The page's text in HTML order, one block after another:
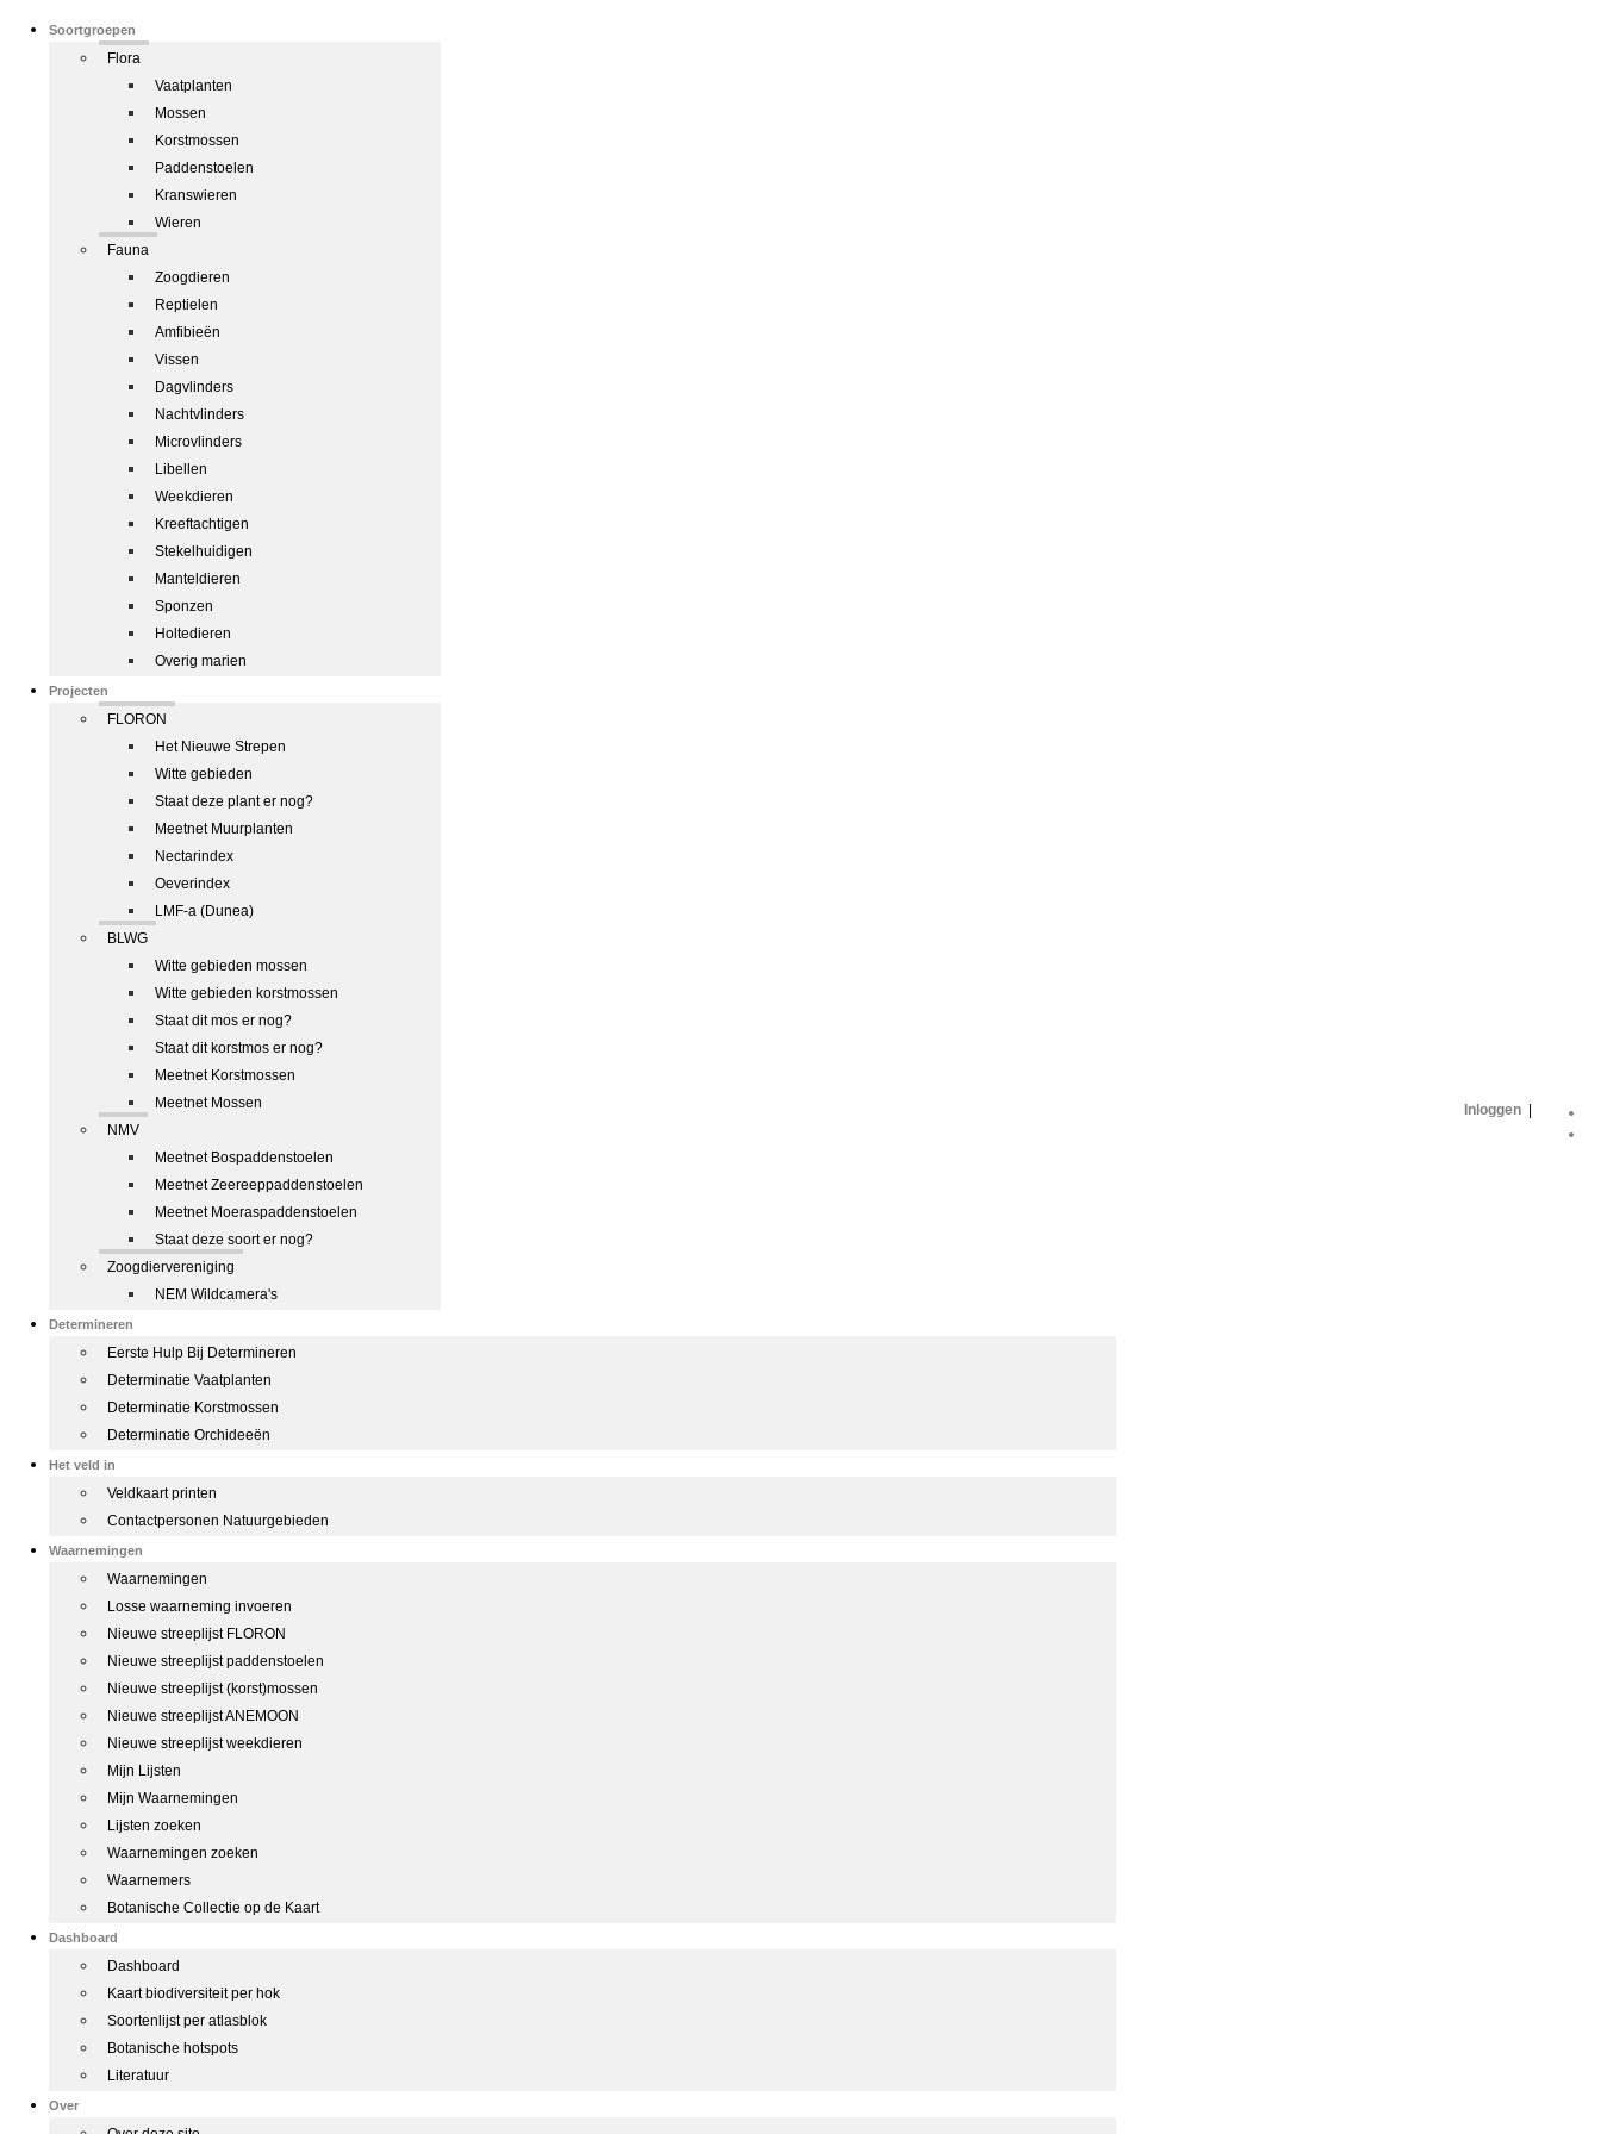
Soortgroepen
Flora
Vaatplanten
Mossen
Korstmossen
Paddenstoelen
Kranswieren
Wieren
Fauna
Zoogdieren
Reptielen
Amfibieën
Vissen
Dagvlinders
Nachtvlinders
Microvlinders
Libellen
Weekdieren
Kreeftachtigen
Stekelhuidigen
Manteldieren
Sponzen
Holtedieren
Overig marien
Projecten
FLORON
Het Nieuwe Strepen
Witte gebieden
Staat deze plant er nog?
Meetnet Muurplanten
Nectarindex
Oeverindex
LMF-a (Dunea)
BLWG
Witte gebieden mossen
Witte gebieden korstmossen
Staat dit mos er nog?
Staat dit korstmos er nog?
Meetnet Korstmossen
Meetnet Mossen
NMV
Meetnet Bospaddenstoelen
Meetnet Zeereeppaddenstoelen
Meetnet Moeraspaddenstoelen
Staat deze soort er nog?
Zoogdiervereniging
NEM Wildcamera's
Determineren
Eerste Hulp Bij Determineren
Determinatie Vaatplanten
Determinatie Korstmossen
Determinatie Orchideeën
Het veld in
Veldkaart printen
Contactpersonen Natuurgebieden
Waarnemingen
Waarnemingen
Losse waarneming invoeren
Nieuwe streeplijst FLORON
Nieuwe streeplijst paddenstoelen
Nieuwe streeplijst (korst)mossen
Nieuwe streeplijst ANEMOON
Nieuwe streeplijst weekdieren
Mijn Lijsten
Mijn Waarnemingen
Lijsten zoeken
Waarnemingen zoeken
Waarnemers
Botanische Collectie op de Kaart
Dashboard
Dashboard
Kaart biodiversiteit per hok
Soortenlijst per atlasblok
Botanische hotspots
Literatuur
Over
Inloggen